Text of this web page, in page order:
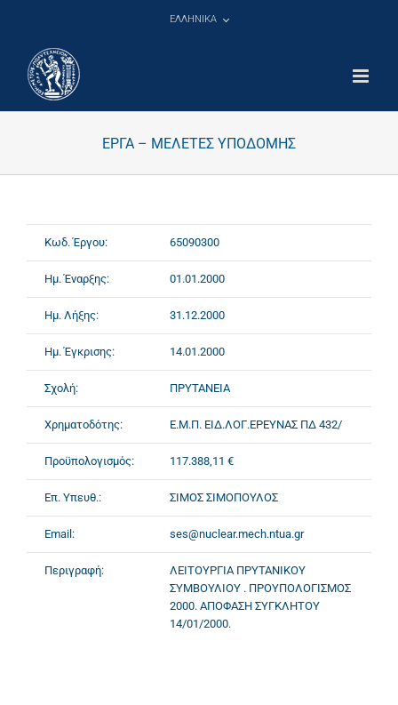
ΕΛΛΗΝΙΚΑ
ΕΡΓΑ – ΜΕΛΕΤΕΣ ΥΠΟΔΟΜΗΣ
Κωδ. Έργου: 65090300
Ημ. Έναρξης: 01.01.2000
Ημ. Λήξης: 31.12.2000
Ημ. Έγκρισης: 14.01.2000
Σχολή: ΠΡΥΤΑΝΕΙΑ
Χρηματοδότης: Ε.Μ.Π. ΕΙΔ.ΛΟΓ.ΕΡΕΥΝΑΣ ΠΔ 432/
Προϋπολογισμός: 117.388,11 €
Επ. Υπευθ.: ΣΙΜΟΣ ΣΙΜΟΠΟΥΛΟΣ
Email: ses@nuclear.mech.ntua.gr
Περιγραφή:
ΛΕΙΤΟΥΡΓΙΑ ΠΡΥΤΑΝΙΚΟΥ
ΣΥΜΒΟΥΛΙΟΥ . ΠΡΟΥΠΟΛΟΓΙΣΜΟΣ
2000. ΑΠΟΦΑΣΗ ΣΥΓΚΛΗΤΟΥ
14/01/2000.